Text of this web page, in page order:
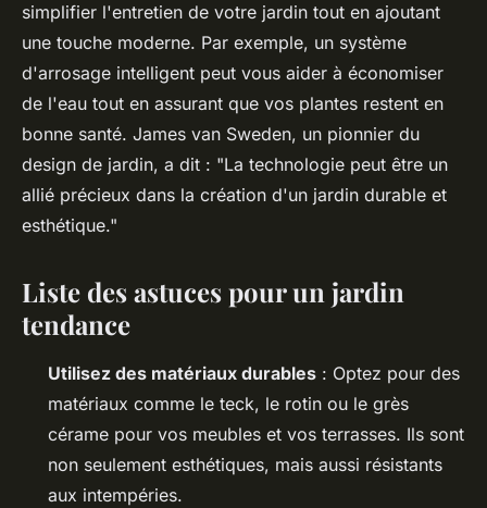
simplifier l'entretien de votre jardin tout en ajoutant
une touche moderne. Par exemple, un système
d'arrosage intelligent peut vous aider à économiser
de l'eau tout en assurant que vos plantes restent en
bonne santé. James van Sweden, un pionnier du
design de jardin, a dit : "La technologie peut être un
allié précieux dans la création d'un jardin durable et
esthétique."
Liste des astuces pour un jardin
tendance
Utilisez des matériaux durables : Optez pour des
matériaux comme le teck, le rotin ou le grès
cérame pour vos meubles et vos terrasses. Ils sont
non seulement esthétiques, mais aussi résistants
aux intempéries.